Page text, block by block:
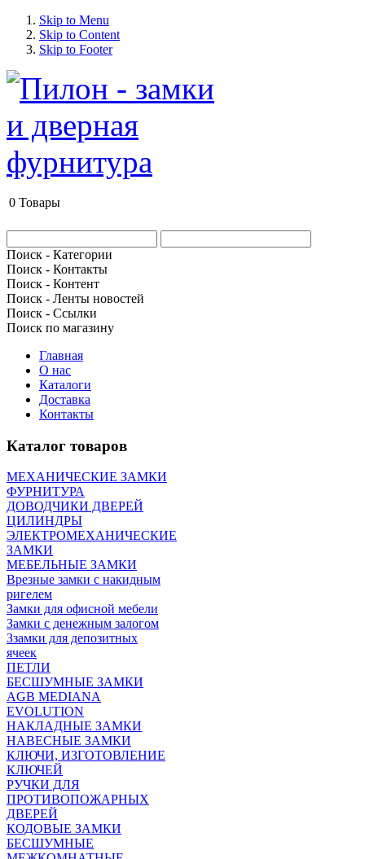
Skip to Menu
Skip to Content
Skip to Footer
0 Товары
Поиск - Категории
Поиск - Контакты
Поиск - Контент
Поиск - Ленты новостей
Поиск - Ссылки
Поиск по магазину
Главная
О нас
Каталоги
Доставка
Контакты
Каталог товаров
МЕХАНИЧЕСКИЕ ЗАМКИ
ФУРНИТУРА
ДОВОДЧИКИ ДВЕРЕЙ
ЦИЛИНДРЫ
ЭЛЕКТРОМЕХАНИЧЕСКИЕ
ЗАМКИ
МЕБЕЛЬНЫЕ ЗАМКИ
Врезные замки с накидным
ригелем
Замки для офисной мебели
Замки с денежным залогом
Ззамки для депозитных
ячеек
ПEТЛИ
БЕСШУМНЫЕ ЗАМКИ
AGB MEDIANA
EVOLUTION
НАКЛАДНЫЕ ЗАМКИ
НАВЕСНЫЕ ЗАМКИ
КЛЮЧИ, ИЗГОТОВЛЕНИЕ
КЛЮЧЕЙ
РУЧКИ ДЛЯ
ПРОТИВОПОЖАРНЫХ
ДВЕРЕЙ
КОДОВЫЕ ЗАМКИ
БЕСШУМНЫЕ